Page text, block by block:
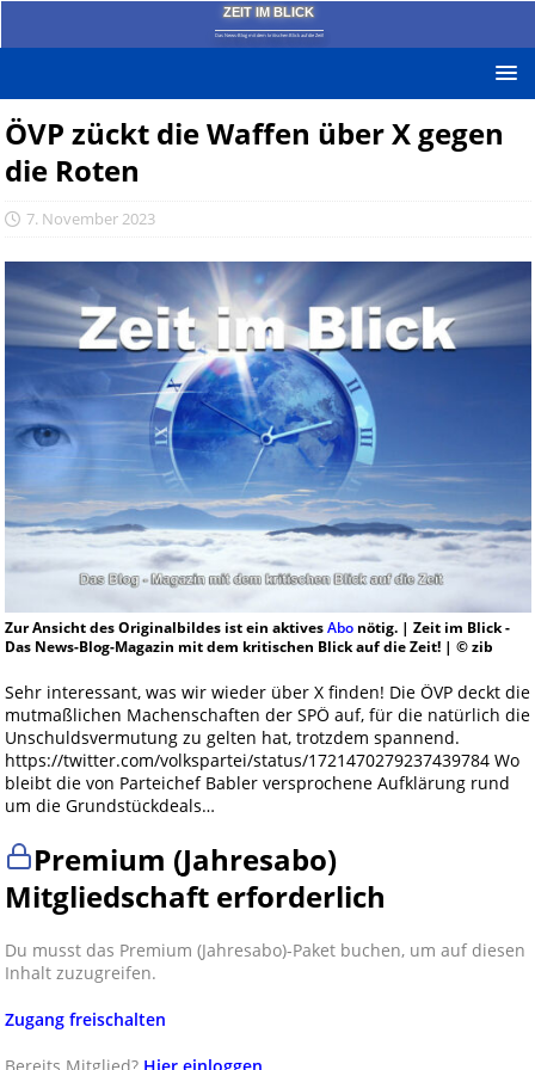
ZEIT IM BLICK
Das News-Blog mit dem kritischen Blick auf die Zeit!
ÖVP zückt die Waffen über X gegen
die Roten
7. November 2023
Zur Ansicht des Originalbildes ist ein aktivesAbonötig. | Zeit im Blick -
Das News-Blog-Magazin mit dem kritischen Blick auf die Zeit! | © zib
Sehr interessant, was wir wieder über X finden! Die ÖVP deckt die
mutmaßlichen Machenschaften der SPÖ auf, für die natürlich die
Unschuldsvermutung zu gelten hat, trotzdem spannend.
https://twitter.com/volkspartei/status/1721470279237439784 Wo
bleibt die von Parteichef Babler versprochene Aufklärung rund
um die Grundstückdeals…
Premium (Jahresabo)
Mitgliedschaft erforderlich
Du musst das Premium (Jahresabo)-Paket buchen, um auf diesen
Inhalt zuzugreifen.
Zugang freischalten